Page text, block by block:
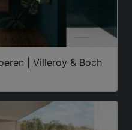
| Villeroy & Boch